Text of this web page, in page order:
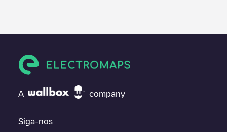
A company
Siga-nos